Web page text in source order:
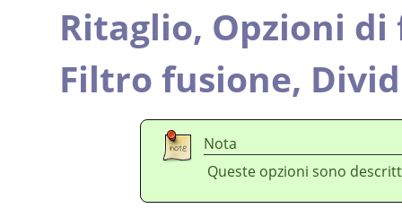
Ritaglio, Opzioni
Filtro fusione,
Nota
Queste opzioni sono